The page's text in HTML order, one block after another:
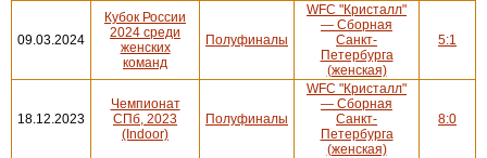
09.03.2024
Кубок России
2024 среди
женских
команд
Полуфиналы
WFC "Кристалл"
— Сборная
Санкт-
Петербурга
(женская)
5:1
18.12.2023
Чемпионат
СПб, 2023
(Indoor)
Полуфиналы
WFC "Кристалл"
— Сборная
Санкт-
Петербурга
(женская)
8:0